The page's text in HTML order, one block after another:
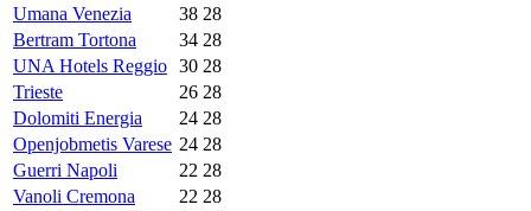
Umana Venezia 38 28
Bertram Tortona
34 28
UNA Hotels Reggio 30 28
Trieste
26 28
Dolomiti Energia
24 28
Openjobmetis Varese 24 28
Guerri Napoli
22 28
Vanoli Cremona
22 28